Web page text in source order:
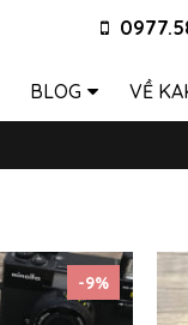
BLOG VỀ
-9%